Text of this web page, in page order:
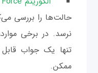
حالت‌ها را بررسی
تنها یک جواب
ممکن.